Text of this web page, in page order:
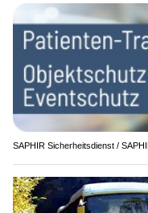
SAPHIR Sicherheitsdienst /